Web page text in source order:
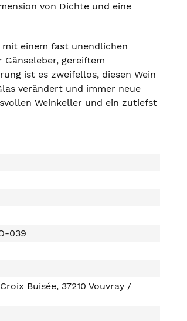
von Dichte und eine
einem fast unendlichen
gereiftem
ist es zweifellos, diesen Wein
verändert und immer neue
Weinkeller und ein zutiefst
039
Buisée, 37210 Vouvray /